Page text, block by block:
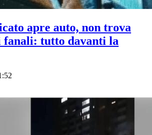
apre auto, non trova
fanali: tutto davanti la